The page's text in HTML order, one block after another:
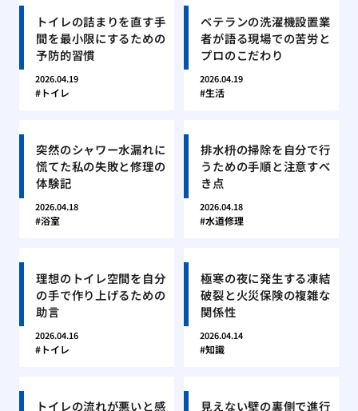
トイレの詰まりを直す手
間を最小限にするための
予防的習慣
2026.04.19
トイレ
ベテランの洗濯機設置業
者が語る現場での苦労と
プロのこだわり
2026.04.19
生活
突然のシャワー水漏れに
慌てた私の失敗と修理の
体験記
2026.04.18
浴室
排水枡の掃除を自分で行
うための手順と注意すべ
き点
2026.04.18
水道修理
理想のトイレ空間を自分
の手で作り上げるための
助言
2026.04.16
トイレ
極寒の夜に発生する凍結
破裂と火災保険の複雑な
関係性
2026.04.14
知識
トイレの流れが悪いと感
見えない壁の裏側で進行